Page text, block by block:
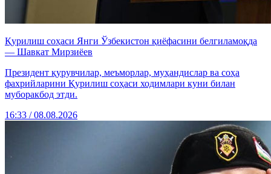
Қурилиш соҳаси Янги Ўзбекистон қиёфасини белгиламоқда
— Шавкат Мирзиёев
Президент қурувчилар, меъморлар, муҳандислар ва соҳа
фахрийларини Қурилиш соҳаси ходимлари куни билан
муборакбод этди.
16:33 / 08.08.2026